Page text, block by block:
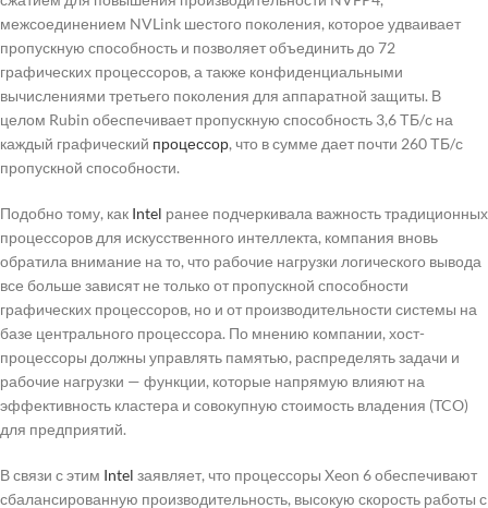
межсоединением NVLink шестого поколения, которое удваивает
пропускную способность и позволяет объединить до 72
графических процессоров, а также конфиденциальными
вычислениями третьего поколения для аппаратной защиты. В
целом Rubin обеспечивает пропускную способность 3,6 ТБ/с на
каждый графический процессор, что в сумме дает почти 260 ТБ/с
пропускной способности.
Подобно тому, как Intel ранее подчеркивала важность традиционных
процессоров для искусственного интеллекта, компания вновь
обратила внимание на то, что рабочие нагрузки логического вывода
все больше зависят не только от пропускной способности
графических процессоров, но и от производительности системы на
базе центрального процессора. По мнению компании, хост-
процессоры должны управлять памятью, распределять задачи и
рабочие нагрузки — функции, которые напрямую влияют на
эффективность кластера и совокупную стоимость владения (TCO)
для предприятий.
В связи с этим Intel заявляет, что процессоры Xeon 6 обеспечивают
сбалансированную производительность, высокую скорость работы с